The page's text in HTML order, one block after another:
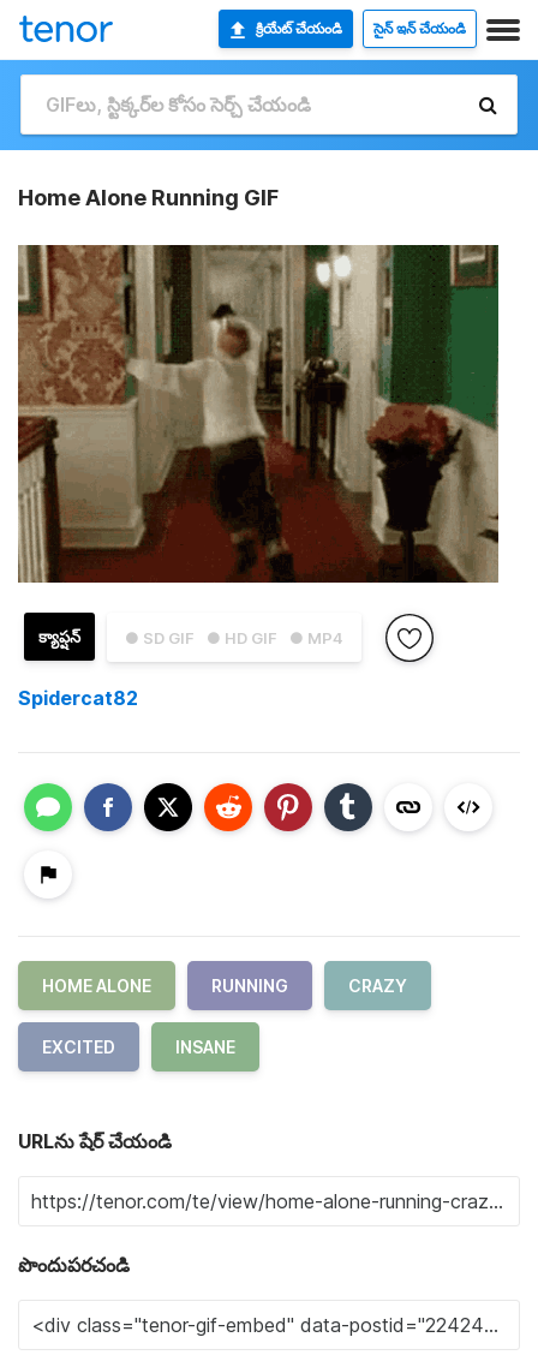
క్రియేట్ చేయండి సైన్ ఇన్ చేయండి
Home Alone Running GIF
● SD GIF ● HD GIF ● MP4
క్యాప్షన్
Spidercat82
HOME ALONE RUNNING CRAZY
EXCITED INSANE
URLను షేర్ చేయండి
పొందుపరచండి